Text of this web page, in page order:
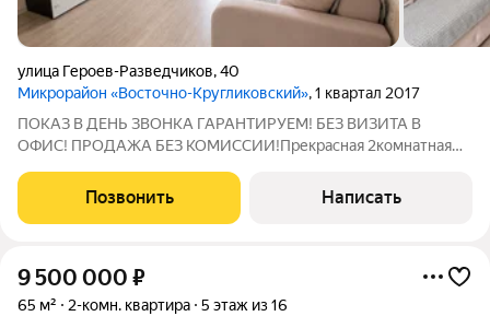
улица Героев-Разведчиков,40
Микрорайон «Восточно-Кругликовский», 1 квартал 2017
ПОКАЗ В ДЕНЬ ЗВОНКА ГАРАНТИРУЕМ! БЕЗ ВИЗИТА В
ОФИС! ПРОДАЖА БЕЗ КОМИССИИ!Прекрасная 2комнатная
для семьи Продается светлая 2комнатная квартира на 12 этаже
16этажного панельного дома по
Позвонить Написать
9 500 000 ₽
65 м² 2-комн. квартира 5 этаж из 16